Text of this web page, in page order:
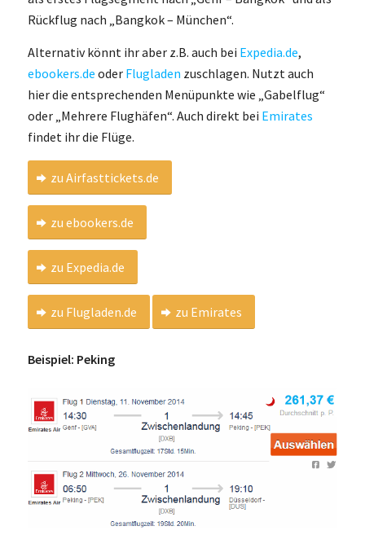
Rückflug nach „Bangkok – München“.
Alternativ könnt ihr aber z.B. auch bei Expedia.de,
ebookers.de oder Flugladen zuschlagen. Nutzt auch
hier die entsprechenden Menüpunkte wie „Gabelflug“
oder „Mehrere Flughäfen“. Auch direkt bei Emirates
findet ihr die Flüge.
zu Airfasttickets.de
zu ebookers.de
zu Expedia.de
zu Flugladen.de zu Emirates
Beispiel: Peking